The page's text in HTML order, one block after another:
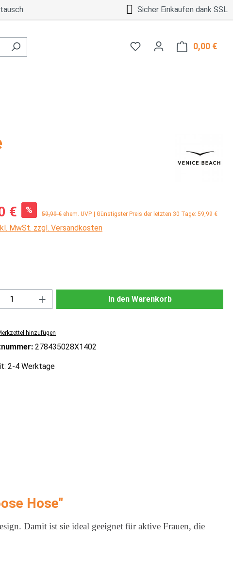
Sicher Einkaufen dank SSL
0,00 €
€ % Regulärer Preis:
59,99 € ehem. UVP | Günstigster Preis der letzten 30 Tage: 59,99 €
MwSt. zzgl. Versandkosten
Anzahl: Gib den gewünschten Wert ein
In den Warenkorb
hinzufügen
278435028X1402
2-4 Werktage
Hose"
Damit ist sie ideal geeignet für aktive Frauen, die